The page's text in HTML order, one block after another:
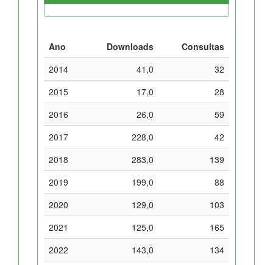
Ano Downloads
Consultas
2014
41,0
32
2015
17,0
28
2016
26,0
59
2017
228,0
42
2018
283,0
139
2019
199,0
88
2020
129,0
103
2021
125,0
165
2022
143,0
134